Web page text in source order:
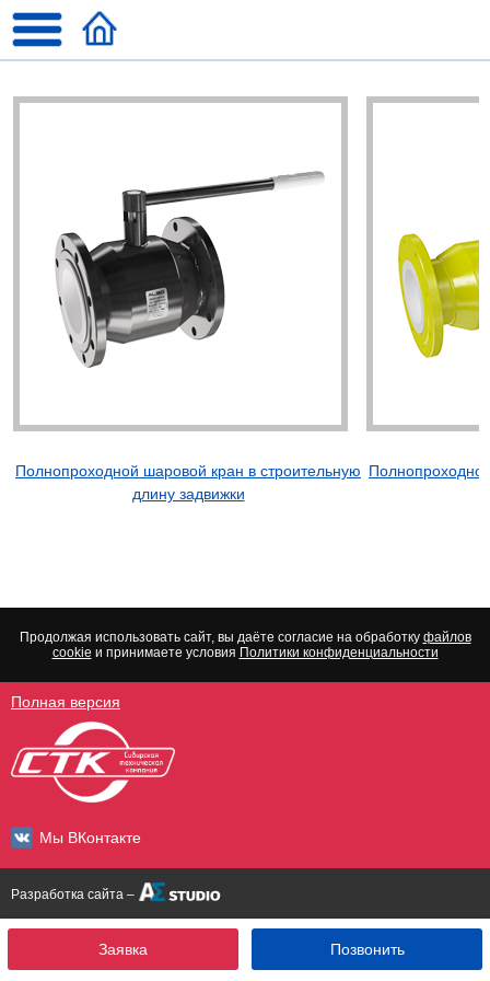
Полнопроходной шаровой кран в строительную
длину задвижки
Продолжая использовать сайт, вы даёте согласие на обработку файлов
cookie и принимаете условия Политики конфиденциальности
Полная версия
Мы ВКонтакте
Разработка сайта –
Заявка Позвонить